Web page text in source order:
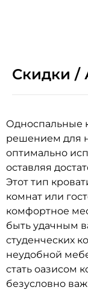
Скидки /
Односпальные
решением для
оптимально
оставляя
Этот тип
комнат или
комфортное
быть удачным
студенческих
неудобной
стать оазисом
безусловно